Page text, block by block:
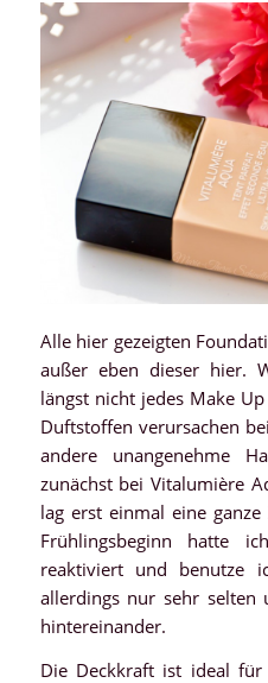
Alle hier gezeigten
außer eben dieser hier.
längst nicht jedes Make
Duftstoffen verursachen
andere unangenehme
zunächst bei Vitalumière
lag erst einmal eine
Frühlingsbeginn hatte
reaktiviert und benutze
allerdings nur sehr selten
hintereinander.
Die Deckkraft ist ideal